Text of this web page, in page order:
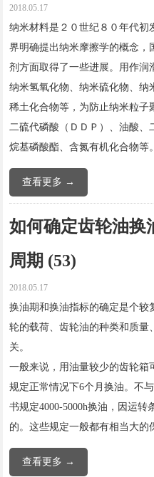
2018.05.17
纳米材料是２０世纪８０年代初
界明确提出纳米摩擦学的概念，
剂方面取得了一些进展。用作润
纳米氢氧化物、纳米硫化物、纳
稀土化合物等，为防止纳米粒子
二硫代磷酸（ＤＤＰ）、油酸、
烷基磷酸酯、含氮有机化合物等。
查看更多 →
如何确定齿轮油换
周期 (53)
2018.05.17
换油期和换油指标的确定是个较
轮的载荷、齿轮油的种类和质量
关。
一般来说，用油量较少的齿轮
规定正常情况下6个月换油。不
书规定4000-5000h换油，因运转
的。这些规定一般都有相当大的
查看更多 →